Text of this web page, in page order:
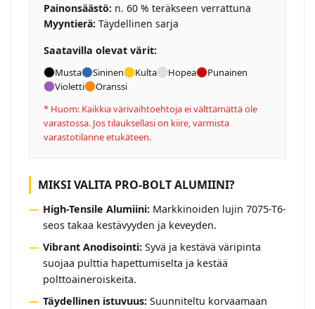
Painonsäästö: n. 60 % teräkseen verrattuna
Myyntierä: Täydellinen sarja
Saatavilla olevat värit:
Musta Sininen Kulta Hopea
Punainen
Violetti
Oranssi
* Huom: Kaikkia värivaihtoehtoja ei välttämättä ole
varastossa. Jos tilauksellasi on kiire, varmista
varastotilanne etukäteen.
MIKSI VALITA PRO-BOLT ALUMIINI?
High-Tensile Alumiini: Markkinoiden lujin 7075-T6-
seos takaa kestävyyden ja keveyden.
Vibrant Anodisointi: Syvä ja kestävä väripinta
suojaa pulttia hapettumiselta ja kestää
polttoaineroiskeita.
Täydellinen istuvuus: Suunniteltu korvaamaan